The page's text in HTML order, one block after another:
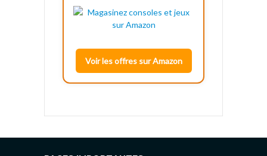
Voir les offres sur Amazon